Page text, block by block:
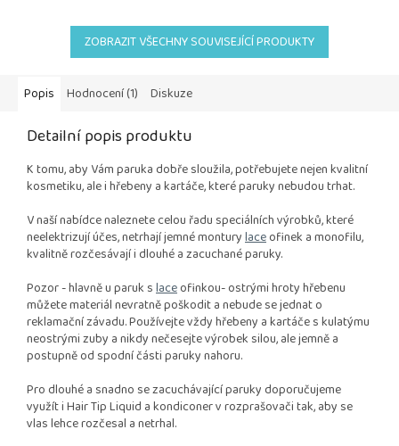
ZOBRAZIT VŠECHNY SOUVISEJÍCÍ PRODUKTY
Popis Hodnocení (1) Diskuze
Detailní popis produktu
K tomu, aby Vám paruka dobře sloužila, potřebujete nejen kvalitní
kosmetiku, ale i hřebeny a kartáče, které paruky nebudou trhat.
V naší nabídce naleznete celou řadu speciálních výrobků, které
neelektrizují účes, netrhají jemné monturylaceofinek a monofilu,
kvalitně rozčesávají i dlouhé a zacuchané paruky.
Pozor - hlavně u paruk slaceofinkou- ostrými hroty hřebenu
můžete materiál nevratně poškodit a nebude se jednat o
reklamační závadu. Používejte vždy hřebeny a kartáče s kulatýmu
neostrými zuby a nikdy nečesejte výrobek silou, ale jemně a
postupně od spodní části paruky nahoru.
Pro dlouhé a snadno se zacuchávající paruky doporučujeme
využít i Hair Tip Liquid a kondiconer v rozprašovači tak, aby se
vlas lehce rozčesal a netrhal.